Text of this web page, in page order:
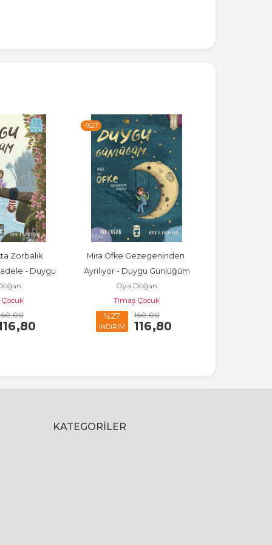
Zorbalık
- Duygu
,00
,80
-%27
Mira Öfke Gezegeninden
Ayrılıyor - Duygu Günlüğüm
Oya Doğan
Timaş Çocuk
%27
İNDİRİM
160,00
116,80
KATEGORILER